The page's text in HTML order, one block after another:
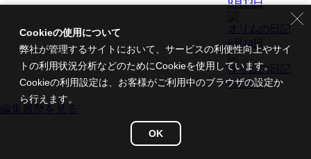
8月13日
オリムの日記
8月14日
オリムの日記
8月15日
編集履歴を見る
Cookieの使用について
弊社が管理するサイトにおいて、サービスの利便性向上やサイ
トの利用状況分析などのためにCookieを使用しています。
Cookieの利用設定は、お客様がご利用中のブラウザの設定か
ら行えます。
OK